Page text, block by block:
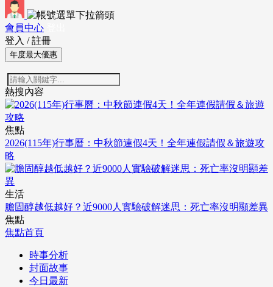
會員中心
登入 / 註冊
年度最大優惠
熱搜內容
焦點
2026(115年)行事曆：中秋節連假4天！全年連假請假＆旅遊攻
略
生活
膽固醇越低越好？近9000人實驗破解迷思：死亡率沒明顯差異
焦點
焦點首頁
時事分析
封面故事
今日最新